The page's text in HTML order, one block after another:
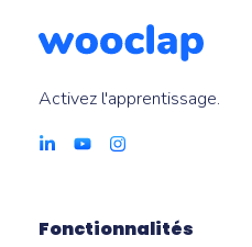
Activez l'apprentissage.
Fonctionnalités